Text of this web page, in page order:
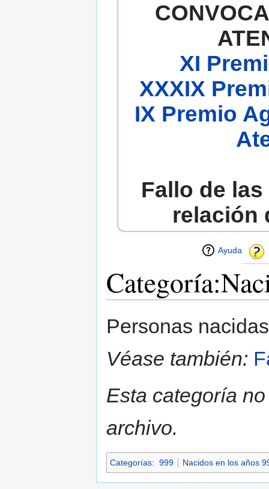
XI
XXXIX
IX Premio
Fallo de
relación
Ayuda
Personas
Véase también:
Esta categoría
archivo.
Categorías: 999 Nacidos en los años